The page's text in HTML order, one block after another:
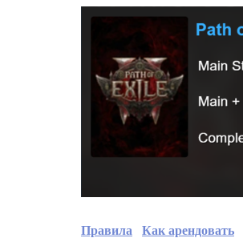
Правила Как арендовать